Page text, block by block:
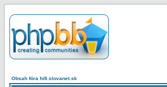
Obsah fóra hifi.slovanet.sk